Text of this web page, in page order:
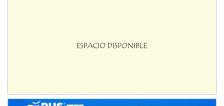
Ciudad de Avellaneda (Asfalto)